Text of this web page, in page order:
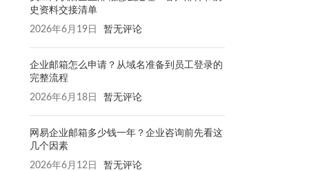
史资料交接清单
2026年6月19日 暂无评论
企业邮箱怎么申请？从域名准备到员工登录的
完整流程
2026年6月18日 暂无评论
网易企业邮箱多少钱一年？企业咨询前先看这
几个因素
2026年6月12日 暂无评论